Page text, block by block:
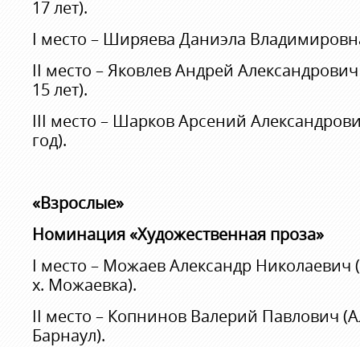
17 лет).
I место – Ширяева Даниэла
II место – Яковлев Андрей
15 лет).
III место – Шарков Арсений
год).
«Взрослые»
Номинация «Художественная проза»
I место – Можаев Александр Николаевич
х. Можаевка).
II место – Копнинов Валерий Павлович
Барнаул).